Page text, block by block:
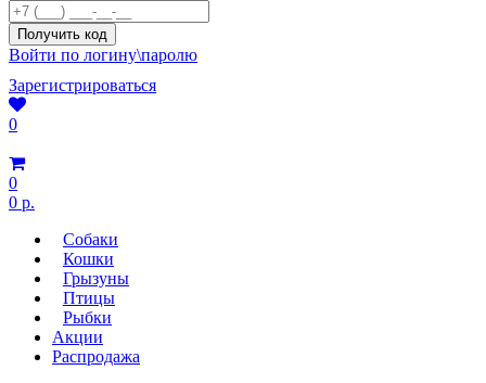
Войти по логину\паролю
Зарегистрироваться
0
0
0 р.
Собаки
Кошки
Грызуны
Птицы
Рыбки
Акции
Распродажа